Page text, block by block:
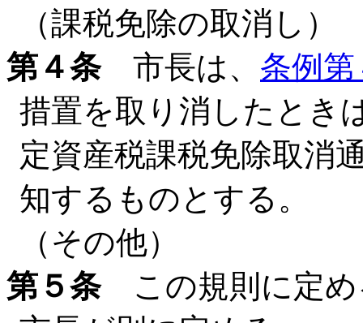
（課税免除の取消し）
第４条市長は、 条例第
措置を取り消したとき
定資産税課税免除取消
知するものとする。
（その他）
第５条この規則に定め